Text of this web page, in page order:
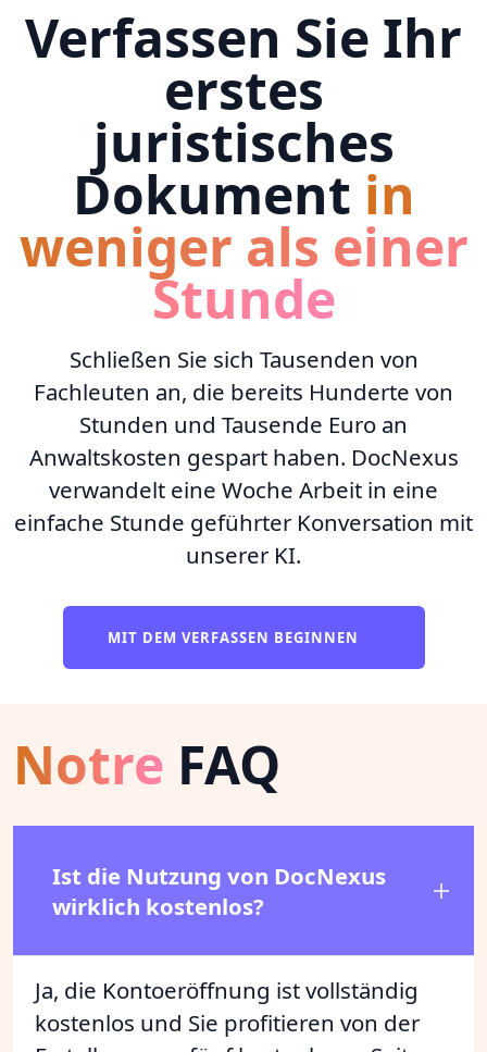
Verfassen Sie Ihr
erstes
juristisches
Dokument in
weniger als einer
Stunde
Schließen Sie sich Tausenden von
Fachleuten an, die bereits Hunderte von
Stunden und Tausende Euro an
Anwaltskosten gespart haben. DocNexus
verwandelt eine Woche Arbeit in eine
einfache Stunde geführter Konversation mit
unserer KI.
MIT DEM VERFASSEN BEGINNEN
Notre FAQ
Ist die Nutzung von DocNexus
wirklich kostenlos?
Ja, die Kontoeröffnung ist vollständig
kostenlos und Sie profitieren von der